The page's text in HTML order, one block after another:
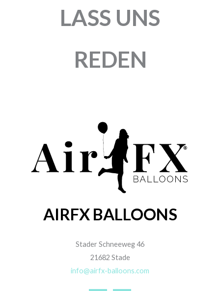
LASS UNS
REDEN
AIRFX BALLOONS
Stader Schneeweg 46
21682 Stade
info@airfx-balloons.com